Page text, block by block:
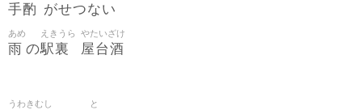
手酌 がせつない
雨
あめ
の駅裏
えきうら
屋台酒
やたいざけ
うわきむし と